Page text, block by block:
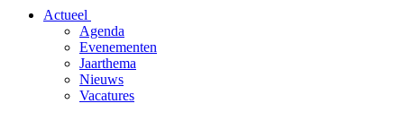
Actueel
Agenda
Evenementen
Jaarthema
Nieuws
Vacatures